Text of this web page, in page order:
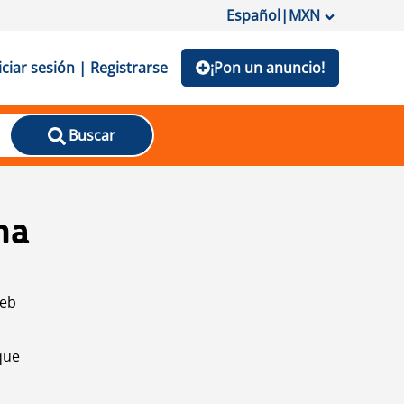
Español|MXN
sesión | Registrarse ¡Pon un anuncio!
Buscar